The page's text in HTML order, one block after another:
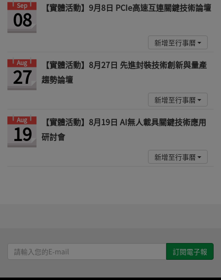
Sep
08 【實體活動】9月8日 PCIe高速互連關鍵技術論壇
新增至行事曆
Aug
27
【實體活動】8月27日 先進封裝技術創新與量產
趨勢論壇
新增至行事曆
Aug
19
【實體活動】8月19日 AI無人載具關鍵技術應用
研討會
新增至行事曆
請
輸